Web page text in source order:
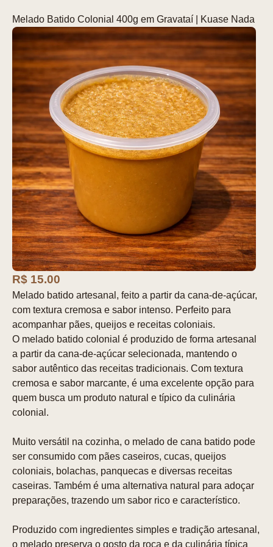
Melado Batido Colonial 400g em Gravataí | Kuase Nada
R$ 15.00
Melado batido artesanal, feito a partir da cana-de-açúcar,
com textura cremosa e sabor intenso. Perfeito para
acompanhar pães, queijos e receitas coloniais.
O melado batido colonial é produzido de forma artesanal
a partir da cana-de-açúcar selecionada, mantendo o
sabor autêntico das receitas tradicionais. Com textura
cremosa e sabor marcante, é uma excelente opção para
quem busca um produto natural e típico da culinária
colonial.
Muito versátil na cozinha, o melado de cana batido pode
ser consumido com pães caseiros, cucas, queijos
coloniais, bolachas, panquecas e diversas receitas
caseiras. Também é uma alternativa natural para adoçar
preparações, trazendo um sabor rico e característico.
Produzido com ingredientes simples e tradição artesanal,
o melado preserva o gosto da roça e da culinária típica